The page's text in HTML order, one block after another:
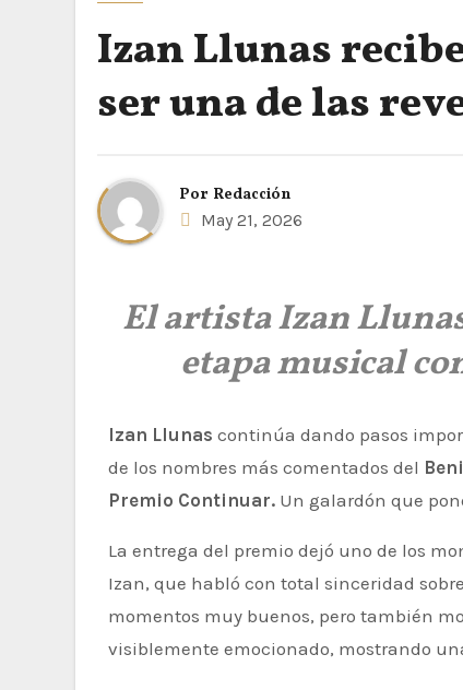
Izan Llunas
ser una de las
Por Redacción
May 21, 2026
El artista Izan
etapa musical
Izan Llunas continúa dando pasos
de los nombres más comentados del
Premio Continuar. Un galardón que
La entrega del premio dejó uno de los
Izan, que habló con total sinceridad
momentos muy buenos, pero también
visiblemente emocionado, mostrando